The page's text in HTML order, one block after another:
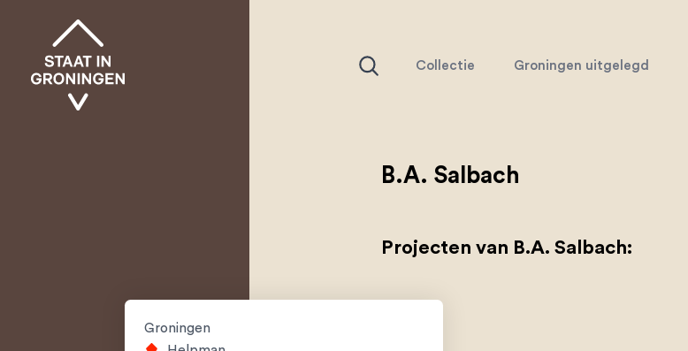
Collectie Groningen uitgelegd
B.A. Salbach
Projecten van B.A. Salbach:
Groningen